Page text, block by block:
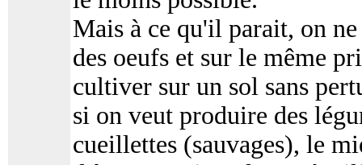
Mais à ce qu'il parait, on ne
des oeufs et sur le même
cultiver sur un sol sans
si on veut produire des
cueillettes (sauvages), le